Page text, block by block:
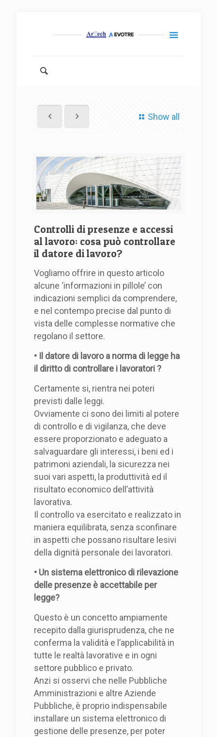
Show all
Controlli di presenze e accessi
al lavoro: cosa può controllare
il datore di lavoro?
Vogliamo offrire in questo articolo
alcune ‘informazioni in pillole’ con
indicazioni semplici da comprendere,
e nel contempo precise dal punto di
vista delle complesse normative che
regolano il settore.
• Il datore di lavoro a norma di legge ha
il diritto di controllare i lavoratori ?
Certamente si, rientra nei poteri
previsti dalle leggi.
Ovviamente ci sono dei limiti al potere
di controllo e di vigilanza, che deve
essere proporzionato e adeguato a
salvaguardare gli interessi, i beni ed i
patrimoni aziendali, la sicurezza nei
suoi vari aspetti, la produttività ed il
risultato economico dell’attività
lavorativa.
Il controllo va esercitato e realizzato in
maniera equilibrata, senza sconfinare
in aspetti che possano risultare lesivi
della dignità personale dei lavoratori.
• Un sistema elettronico di rilevazione
delle presenze è accettabile per
legge?
Questo è un concetto ampiamente
recepito dalla giurisprudenza, che ne
conferma la validità e l’applicabilità in
tutte le realtà lavorative e in ogni
settore pubblico e privato.
Anzi si osservi che nelle Pubbliche
Amministrazioni e altre Aziende
Pubbliche, è proprio indispensabile
installare un sistema elettronico di
gestione delle presenze, per poter